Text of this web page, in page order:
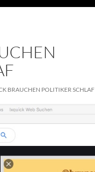
BRAUCHEN POLITIKER SCHLAF